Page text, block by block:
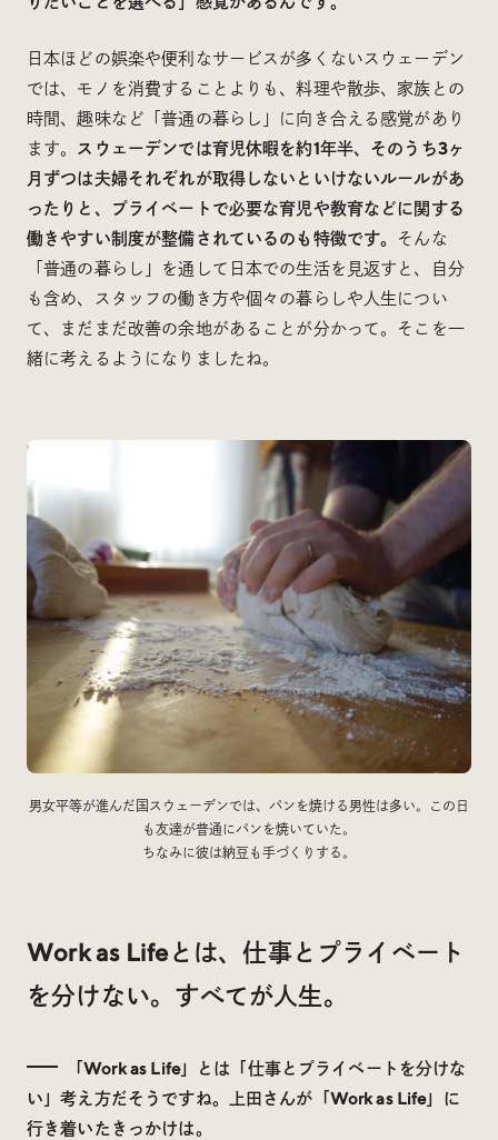
日本ほどの娯楽や便利なサービスが多くないスウェーデン
では、モノを消費することよりも、料理や散歩、家族との
時間、趣味など「普通の暮らし」に向き合える感覚があり
ます。 スウェーデンでは育児休暇を約1年半、そのうち3ヶ
月ずつは夫婦それぞれが取得しないといけないルールがあ
ったりと、プライベートで必要な育児や教育などに関する
働きやすい制度が整備されているのも特徴です。 そんな
「普通の暮らし」を通して日本での生活を見返すと、自分
も含め、スタッフの働き方や個々の暮らしや人生につい
て、まだまだ改善の余地があることが分かって。そこを一
緒に考えるようになりましたね。
男女平等が進んだ国スウェーデンでは、パンを焼ける男性は多い。この日
も友達が普通にパンを焼いていた。
ちなみに彼は納豆も手づくりする。
Work as Lifeとは、仕事とプライベート
を分けない。すべてが人生。
「Work as Life」とは「仕事とプライベートを分けな
い」考え方だそうですね。上田さんが「Work as Life」に
行き着いたきっかけは。